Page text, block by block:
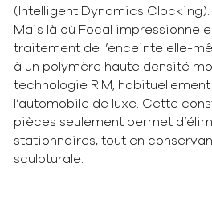
(Intelligent Dynamics Clocking).
Mais là où Focal impressionne
traitement de l’enceinte elle-
à un polymère haute densité
technologie RIM,
l’automobile de luxe. Cette
pièces seulement permet
stationnaires, tout en
sculpturale.